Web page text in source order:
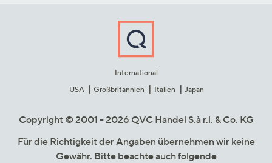
International
USA
Großbritannien Italien Japan
Copyright © 2001 - 2026 QVC Handel S.à r.l. & Co. KG
Für die Richtigkeit der Angaben übernehmen wir keine
Gewähr. Bitte beachte auch folgende